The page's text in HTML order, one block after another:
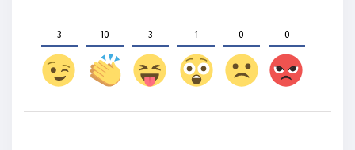
3 10 3 1 0 0